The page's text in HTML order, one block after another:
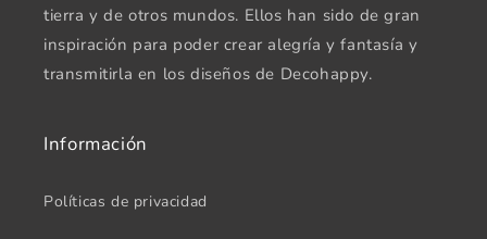
tierra y de otros mundos. Ellos han sido de gran
inspiración para poder crear alegría y fantasía y
transmitirla en los diseños de Decohappy.
Información
Políticas de privacidad